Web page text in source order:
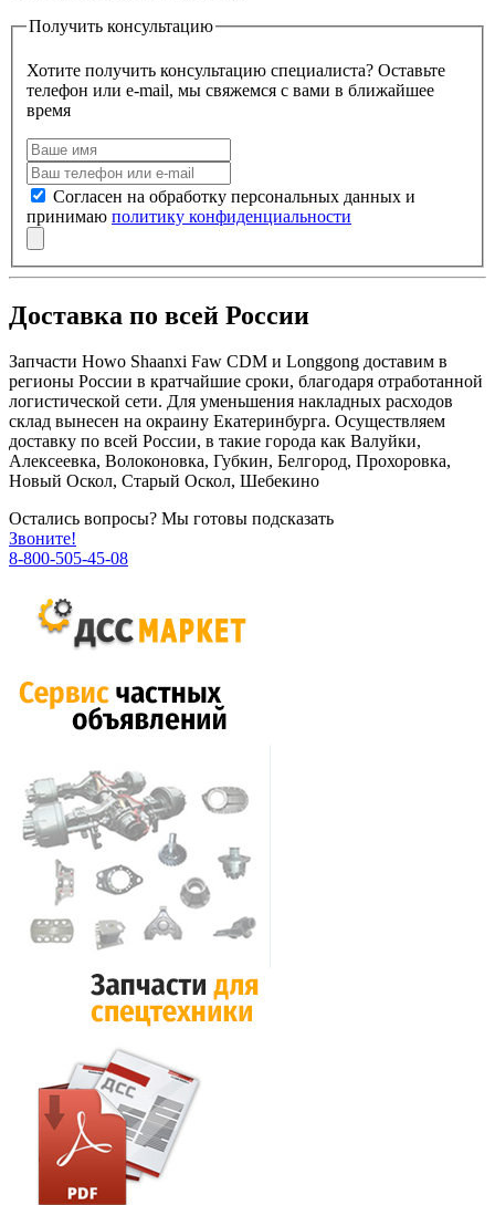
Получить консультацию
Хотите получить консультацию специалиста? Оставьте
телефон или e-mail, мы свяжемся с вами в ближайшее
время
Согласен на обработку персональных данных и
принимаю политику конфиденциальности
Доставка по всей России
Запчасти Howo Shaanxi Faw CDM и Longgong доставим в
регионы России в кратчайшие сроки, благодаря отработанной
логистической сети. Для уменьшения накладных расходов
склад вынесен на окраину Екатеринбурга. Осуществляем
доставку по всей России, в такие города как Валуйки,
Алексеевка, Волоконовка, Губкин, Белгород, Прохоровка,
Новый Оскол, Старый Оскол, Шебекино
Остались вопросы? Мы готовы подсказать
Звоните!
8-800-505-45-08